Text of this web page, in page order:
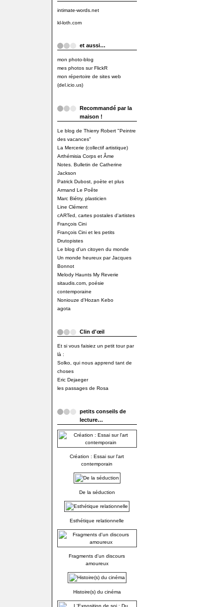
intimate-words.net
kl-loth.com
et aussi…
mon photo-blog
mes photos sur FlickR
mon répertoire de sites web
(del.icio.us)
Recommandé par la
maison !
Le blog de Thierry Robert "Peintre
des vacances"
La Mercerie (collectif artistique)
Arthémisia Corps et Âme
Notes. Bulletin de Catherine
Jackson
Patrick Dubost, poète et plus
Armand Le Poête
Marc Biétry, plasticien
Line Clément
cARTed, cartes postales d'artistes
François Cini
François Cini et les petits
Drutopistes
Le blog d'un citoyen du monde
Un monde heureux par Jacques
Bonnot
Melody Haunts My Reverie
sitaudis.com, poésie
contemporaine
Noniouze d'Hozan Kebo
agota
Clin d'œil
Et si vous faisiez un petit tour par
là :
Solko, qui nous apprend tant de
choses
Eric Dejaeger
les passages de Rosa
petits conseils de
lecture…
Création : Essai sur l'art
contemporain
De la séduction
Esthétique relationnelle
Fragments d'un discours
amoureux
Histoire(s) du cinéma